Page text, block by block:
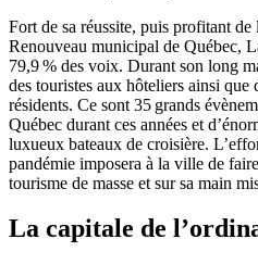
Fort de sa réussite, puis profitant
Renouveau municipal de Québec,
79,9 % des voix. Durant son long
des touristes aux hôteliers ainsi que
résidents. Ce sont 35 grands
Québec durant ces années et
luxueux bateaux de croisière.
pandémie imposera à la ville de
tourisme de masse et sur sa main
La capitale de